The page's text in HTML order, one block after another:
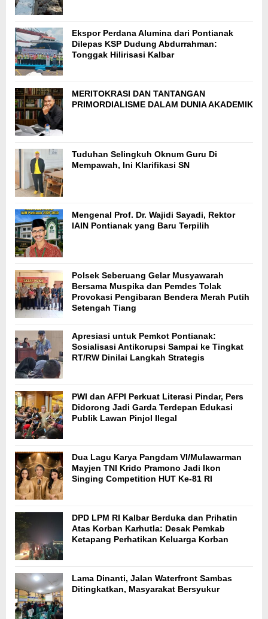
Ekspor Perdana Alumina dari Pontianak
Dilepas KSP Dudung Abdurrahman:
Tonggak Hilirisasi Kalbar
MERITOKRASI DAN TANTANGAN
PRIMORDIALISME DALAM DUNIA AKADEMIK
Tuduhan Selingkuh Oknum Guru Di
Mempawah, Ini Klarifikasi SN
Mengenal Prof. Dr. Wajidi Sayadi, Rektor
IAIN Pontianak yang Baru Terpilih
Polsek Seberuang Gelar Musyawarah
Bersama Muspika dan Pemdes Tolak
Provokasi Pengibaran Bendera Merah Putih
Setengah Tiang
Apresiasi untuk Pemkot Pontianak:
Sosialisasi Antikorupsi Sampai ke Tingkat
RT/RW Dinilai Langkah Strategis
PWI dan AFPI Perkuat Literasi Pindar, Pers
Didorong Jadi Garda Terdepan Edukasi
Publik Lawan Pinjol Ilegal
Dua Lagu Karya Pangdam VI/Mulawarman
Mayjen TNI Krido Pramono Jadi Ikon
Singing Competition HUT Ke-81 RI
DPD LPM RI Kalbar Berduka dan Prihatin
Atas Korban Karhutla: Desak Pemkab
Ketapang Perhatikan Keluarga Korban
Lama Dinanti, Jalan Waterfront Sambas
Ditingkatkan, Masyarakat Bersyukur